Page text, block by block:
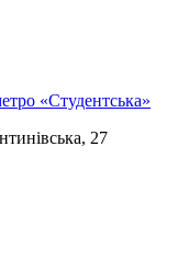
«Студентська»
27